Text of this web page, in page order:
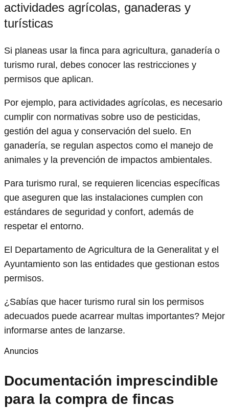
actividades agrícolas, ganaderas y
turísticas
Si planeas usar la finca para agricultura, ganadería o
turismo rural, debes conocer las restricciones y
permisos que aplican.
Por ejemplo, para actividades agrícolas, es necesario
cumplir con normativas sobre uso de pesticidas,
gestión del agua y conservación del suelo. En
ganadería, se regulan aspectos como el manejo de
animales y la prevención de impactos ambientales.
Para turismo rural, se requieren licencias específicas
que aseguren que las instalaciones cumplen con
estándares de seguridad y confort, además de
respetar el entorno.
El Departamento de Agricultura de la Generalitat y el
Ayuntamiento son las entidades que gestionan estos
permisos.
¿Sabías que hacer turismo rural sin los permisos
adecuados puede acarrear multas importantes? Mejor
informarse antes de lanzarse.
Anuncios
Documentación imprescindible
para la compra de fincas